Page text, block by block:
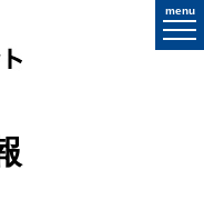
menu